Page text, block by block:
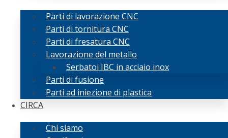
Parti di lavorazione CNC
Parti di tornitura CNC
Parti di fresatura CNC
Lavorazione del metallo
Serbatoi IBC in acciaio inox
Parti di fusione
Parti ad iniezione di plastica
CIRCA
Chi siamo